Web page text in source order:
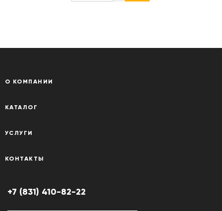
О КОМПАНИИ
КАТАЛОГ
УСЛУГИ
КОНТАКТЫ
+7 (831) 410-82-22